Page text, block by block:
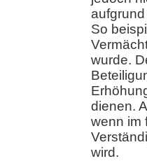
So
wurde.
dienen.
wenn im
wird.